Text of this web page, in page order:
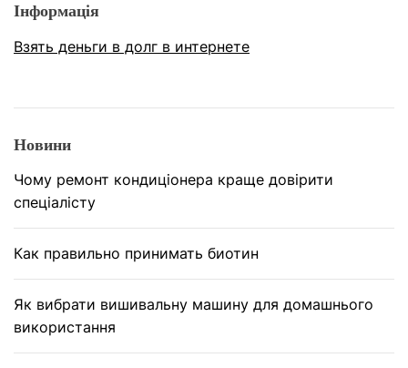
Інформація
Взять деньги в долг в интернете
Новини
Чому ремонт кондиціонера краще довірити
спеціалісту
Как правильно принимать биотин
Як вибрати вишивальну машину для домашнього
використання